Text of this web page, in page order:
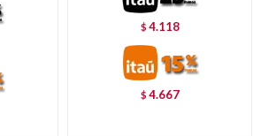
$4.118
$4.667